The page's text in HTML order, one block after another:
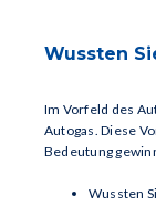
Wussten
Im Vorfeld des
Autogas. Diese
Bedeutung
Wussten